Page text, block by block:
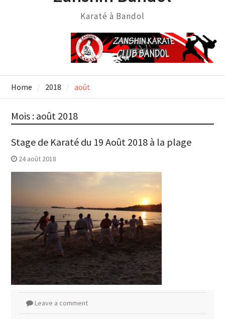
Karaté à Bandol
Home 2018 août
Mois : août 2018
Stage de Karaté du 19 Août 2018 à la plage
24 août 2018
Leave a comment